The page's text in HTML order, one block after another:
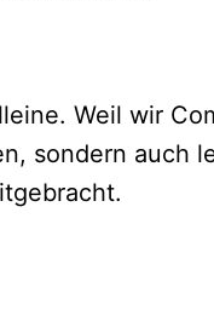
Weil wir
sondern auch